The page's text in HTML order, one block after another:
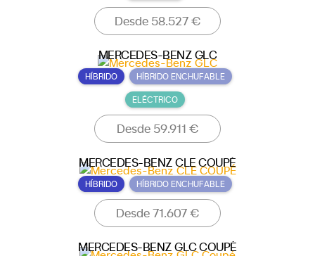
Desde 58.527 €
MERCEDES-BENZ GLC
HÍBRIDO HÍBRIDO ENCHUFABLE
ELÉCTRICO
Desde 59.911 €
MERCEDES-BENZ CLE COUPÉ
HÍBRIDO HÍBRIDO ENCHUFABLE
Desde 71.607 €
MERCEDES-BENZ GLC COUPÉ